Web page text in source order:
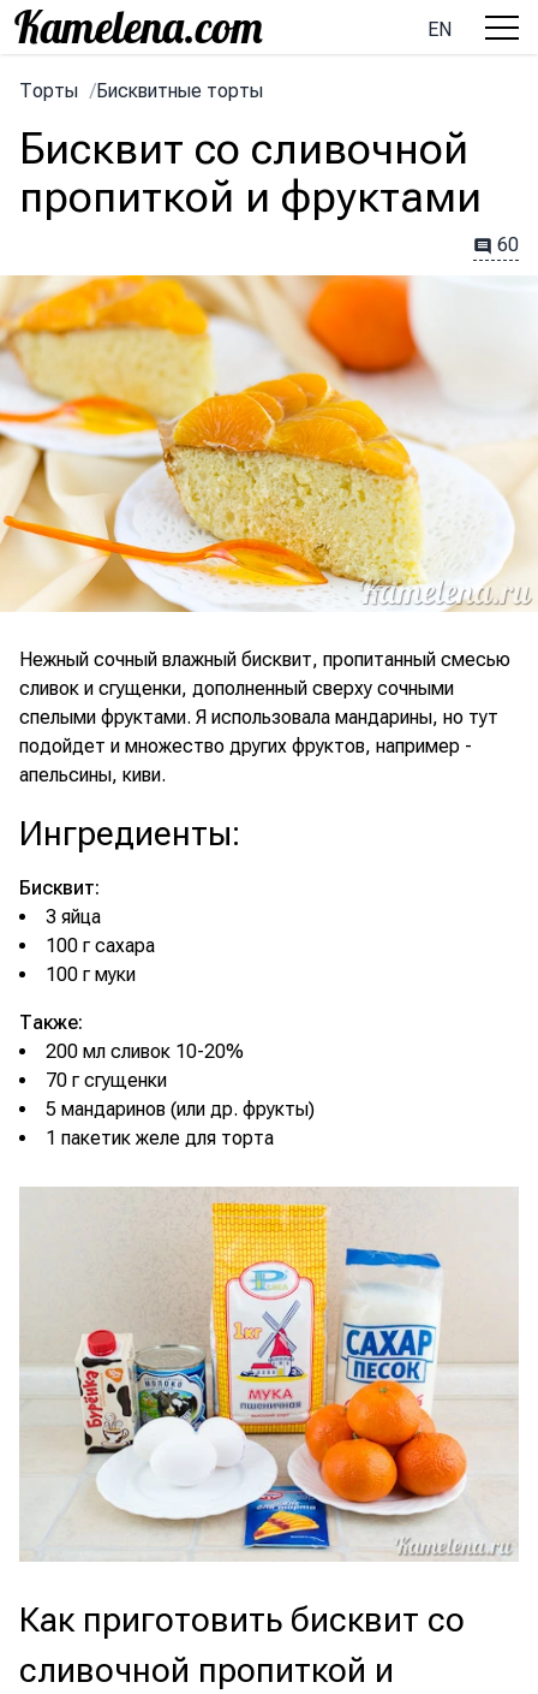
EN
Торты /Бисквитные торты
Бисквит со сливочной
пропиткой и фруктами
60
Нежный сочный влажный бисквит, пропитанный смесью
сливок и сгущенки, дополненный сверху сочными
спелыми фруктами. Я использовала мандарины, но тут
подойдет и множество других фруктов, например -
апельсины, киви.
Ингредиенты:
Бисквит:
3 яйца
100 г сахара
100 г муки
Также:
200 мл сливок 10-20%
70 г сгущенки
5 мандаринов (или др. фрукты)
1 пакетик желе для торта
Как приготовить бисквит со
сливочной пропиткой и